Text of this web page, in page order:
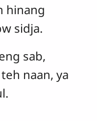
hinang
sidja.
sab,
naan, ya